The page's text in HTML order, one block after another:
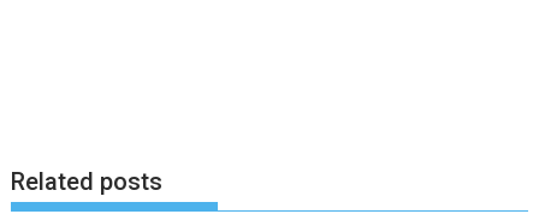
Related posts